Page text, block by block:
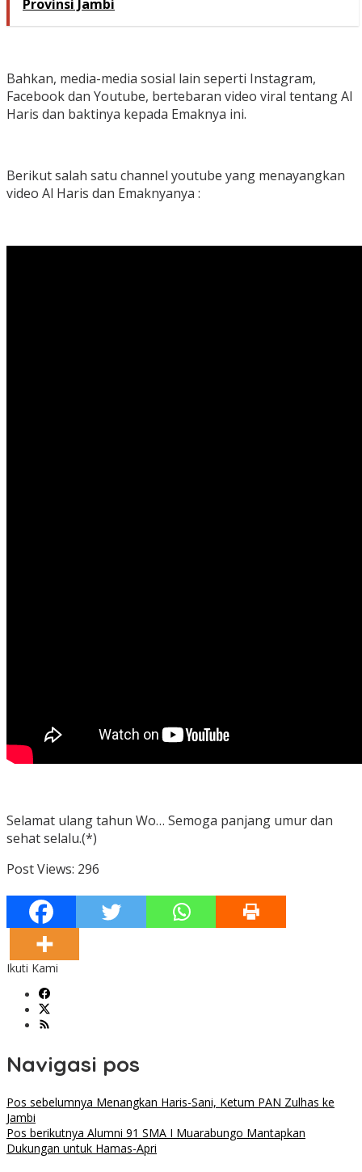
Provinsi Jambi
Bahkan, media-media sosial lain seperti Instagram,
Facebook dan Youtube, bertebaran video viral tentang Al
Haris dan baktinya kepada Emaknya ini.
Berikut salah satu channel youtube yang menayangkan
video Al Haris dan Emaknyanya :
Selamat ulang tahun Wo… Semoga panjang umur dan
sehat selalu.(*)
Post Views: 296
Ikuti Kami
Navigasi pos
Pos sebelumnya Menangkan Haris-Sani, Ketum PAN Zulhas ke
Jambi
Pos berikutnya Alumni 91 SMA I Muarabungo Mantapkan
Dukungan untuk Hamas-Apri